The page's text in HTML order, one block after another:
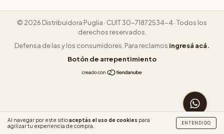
Al navegar por este sitioaceptás el uso de cookies para
agilizar tu experiencia de compra.
ENTENDIDO
© 2026 Distribuidora Puglia · CUIT 30-71872534-4 · Todos los
derechos reservados.
Defensa de las y los consumidores. Para reclamos ingresá acá.
Botón de arrepentimiento